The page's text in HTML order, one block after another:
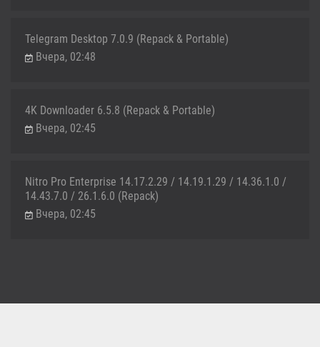
Telegram Desktop 7.0.9 (Repack & Portable)
Вчера, 02:48
4K Downloader 6.5.8 (Repack & Portable)
Вчера, 02:45
Nitro Pro Enterprise 14.17.2.29 / 14.19.1.29 / 14.36.1.0 /
14.43.7.0 / 26.1.6.0 (Repack)
Вчера, 02:45